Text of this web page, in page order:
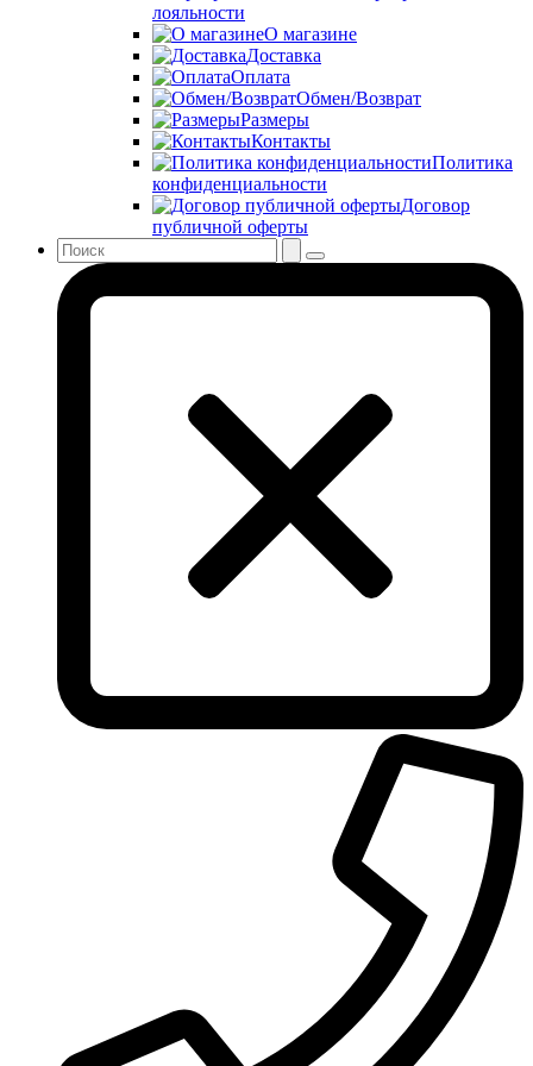
лояльности
О магазине
Доставка
Оплата
Обмен/Возврат
Размеры
Контакты
Политика
конфиденциальности
Договор
публичной оферты